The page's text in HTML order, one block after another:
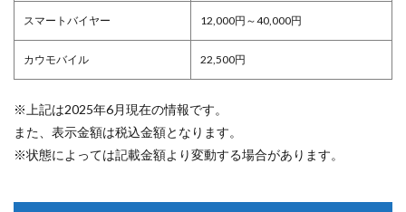
スマートバイヤー 12,000円～40,000円
カウモバイル 22,500円
※上記は2025年6月現在の情報です。
また、表示金額は税込金額となります。
※状態によっては記載金額より変動する場合があります。